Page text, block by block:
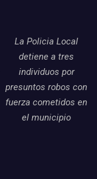
La Policia Local
detiene a tres
individuos por
presuntos robos con
fuerza cometidos en
el municipio